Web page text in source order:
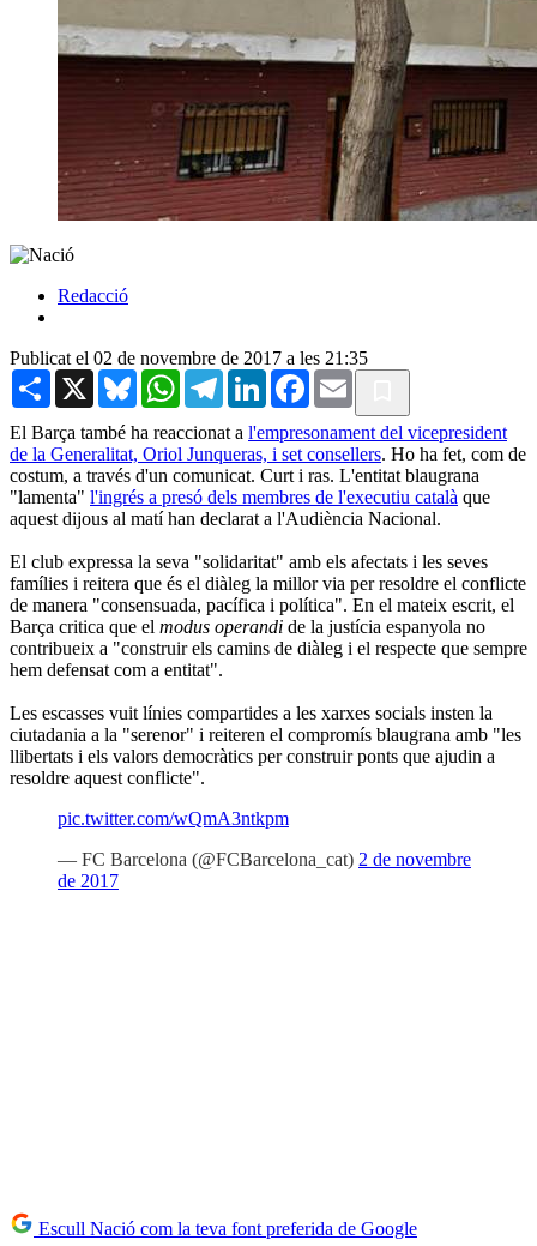
Redacció
Publicat el 02 de novembre de 2017 a les 21:35
Share X BlueskyWhatsAppTelegramLinkedInFacebook
Email
El Barça també ha reaccionat a l'empresonament del vicepresident
de la Generalitat, Oriol Junqueras, i set consellers. Ho ha fet, com de
costum, a través d'un comunicat. Curt i ras. L'entitat blaugrana
"lamenta" l'ingrés a presó dels membres de l'executiu català que
aquest dijous al matí han declarat a l'Audiència Nacional.
El club expressa la seva "solidaritat" amb els afectats i les seves
famílies i reitera que és el diàleg la millor via per resoldre el conflicte
de manera "consensuada, pacífica i política". En el mateix escrit, el
Barça critica que el modus operandi de la justícia espanyola no
contribueix a "construir els camins de diàleg i el respecte que sempre
hem defensat com a entitat".
Les escasses vuit línies compartides a les xarxes socials insten la
ciutadania a la "serenor" i reiteren el compromís blaugrana amb "les
llibertats i els valors democràtics per construir ponts que ajudin a
resoldre aquest conflicte".
pic.twitter.com/wQmA3ntkpm
— FC Barcelona (@FCBarcelona_cat) 2 de novembre
de 2017
Escull Nació com la teva font preferida de Google